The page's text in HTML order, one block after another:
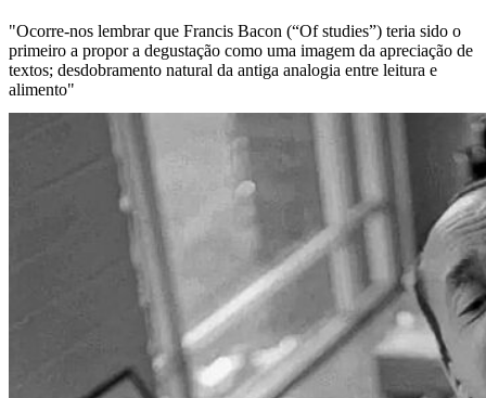
"Ocorre-nos lembrar que Francis Bacon (“Of studies”) teria sido o
primeiro a propor a degustação como uma imagem da apreciação de
textos; desdobramento natural da antiga analogia entre leitura e
alimento"